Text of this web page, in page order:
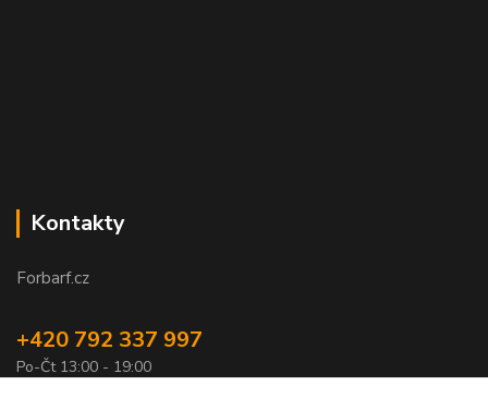
Kontakty
Forbarf.cz
+420 792 337 997
Po-Čt 13:00 - 19:00